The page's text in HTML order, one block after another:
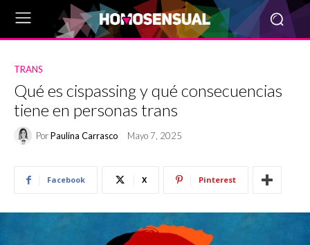
TRANS
Qué es cispassing y qué consecuencias
tiene en personas trans
PorPaulina Carrasco Mayo 7, 2025
Facebook X Pinterest